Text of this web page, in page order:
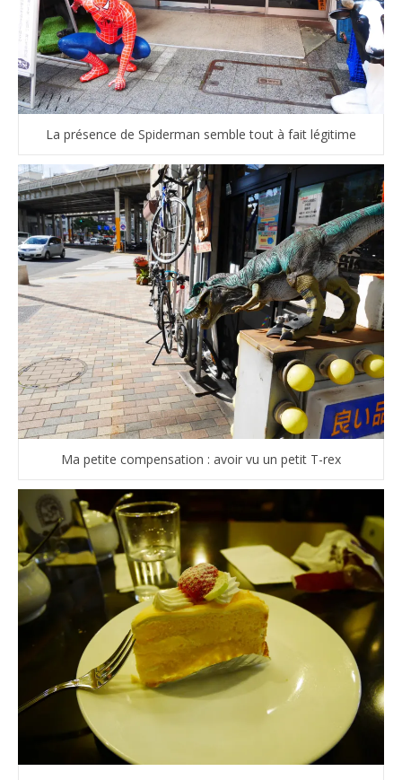
La présence de Spiderman semble tout à fait légitime
Ma petite compensation : avoir vu un petit T-rex